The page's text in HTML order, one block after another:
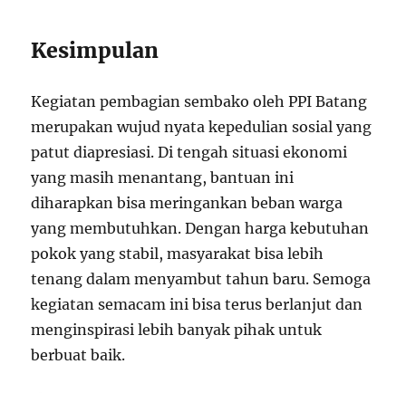
Kesimpulan
Kegiatan pembagian sembako oleh PPI Batang
merupakan wujud nyata kepedulian sosial yang
patut diapresiasi. Di tengah situasi ekonomi
yang masih menantang, bantuan ini
diharapkan bisa meringankan beban warga
yang membutuhkan. Dengan harga kebutuhan
pokok yang stabil, masyarakat bisa lebih
tenang dalam menyambut tahun baru. Semoga
kegiatan semacam ini bisa terus berlanjut dan
menginspirasi lebih banyak pihak untuk
berbuat baik.